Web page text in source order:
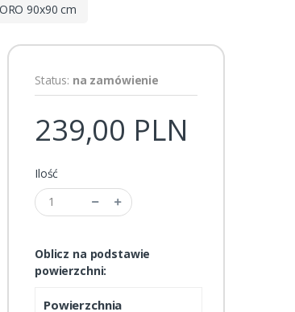
90x90 cm
Status: na zamówienie
239,00 PLN
Ilość
Oblicz na podstawie
powierzchni:
Powierzchnia